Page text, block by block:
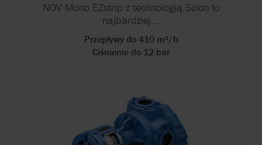
NOV Mono EZstrip z technologią Scion to
najbardziej...
Przepływy do 410 m³/h
Ciśnienie do 12 bar